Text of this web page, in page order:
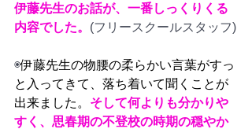
伊藤先生のお話が、一番しっくりくる
内容でした。 (フリースクールスタッフ)
◉伊藤先生の物腰の柔らかい言葉がすっ
と入ってきて、落ち着いて聞くことが
出来ました。 そして何よりも分かりや
すく、思春期の不登校の時期の穏やか